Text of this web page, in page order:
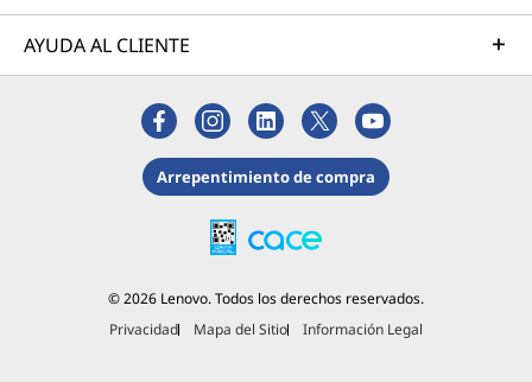
AYUDA AL CLIENTE
Arrepentimiento de compra
© 2026 Lenovo. Todos los derechos reservados.
Privacidad
Mapa del Sitio Información Legal